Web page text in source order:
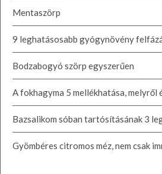
Mentaszörp
9 leghatásosabb gyógynövény
Bodzabogyó szörp egyszerűen
A fokhagyma 5 mellékhatása, melyről
Bazsalikom sóban tartósításának 3
Gyömbéres citromos méz, nem csak